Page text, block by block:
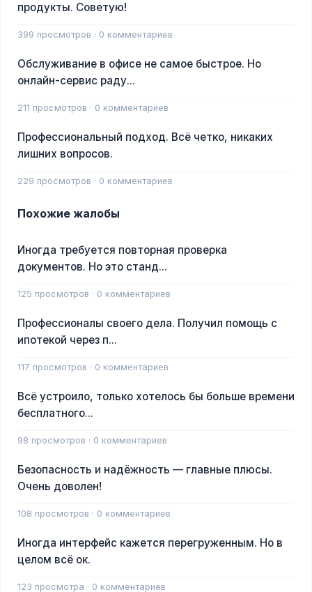
продукты. Советую!
399 просмотров · 0 комментариев
Обслуживание в офисе не самое быстрое. Но
онлайн-сервис раду...
211 просмотров · 0 комментариев
Профессиональный подход. Всё четко, никаких
лишних вопросов.
229 просмотров · 0 комментариев
Похожие жалобы
Иногда требуется повторная проверка
документов. Но это станд...
125 просмотров · 0 комментариев
Профессионалы своего дела. Получил помощь с
ипотекой через п...
117 просмотров · 0 комментариев
Всё устроило, только хотелось бы больше времени
бесплатного...
98 просмотров · 0 комментариев
Безопасность и надёжность — главные плюсы.
Очень доволен!
108 просмотров · 0 комментариев
Иногда интерфейс кажется перегруженным. Но в
целом всё ок.
123 просмотра · 0 комментариев